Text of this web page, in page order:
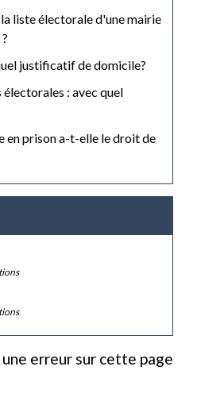
liste électorale d'une mairie
justificatif de domicile?
: avec quel
en prison a-t-elle le droit de
erreur sur cette page